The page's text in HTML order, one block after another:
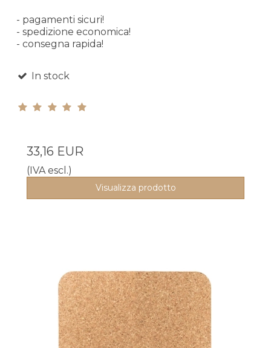
- pagamenti sicuri!
- spedizione economica!
- consegna rapida!
In stock
33,16 EUR
(IVA escl.)
Visualizza prodotto